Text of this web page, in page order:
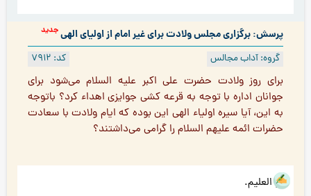
پرسش: برگزاری مجلس ولادت برای غیر امام از اولیای الهیجدید
کد: 7912 گروه: آداب مجالس
براى روز ولادت حضرت على اكبر عليه السلام مى‌شود براى
جوانان اداره با توجه به قرعه كشى جوايزى اهداء كرد؟ باتوجه
به اين، آيا سيره اولياء الهى این بوده که ایام ولادت با سعادت
حضرات ائمه عليهم السلام را گرامی می‌داشتند؟
هو العلیم.